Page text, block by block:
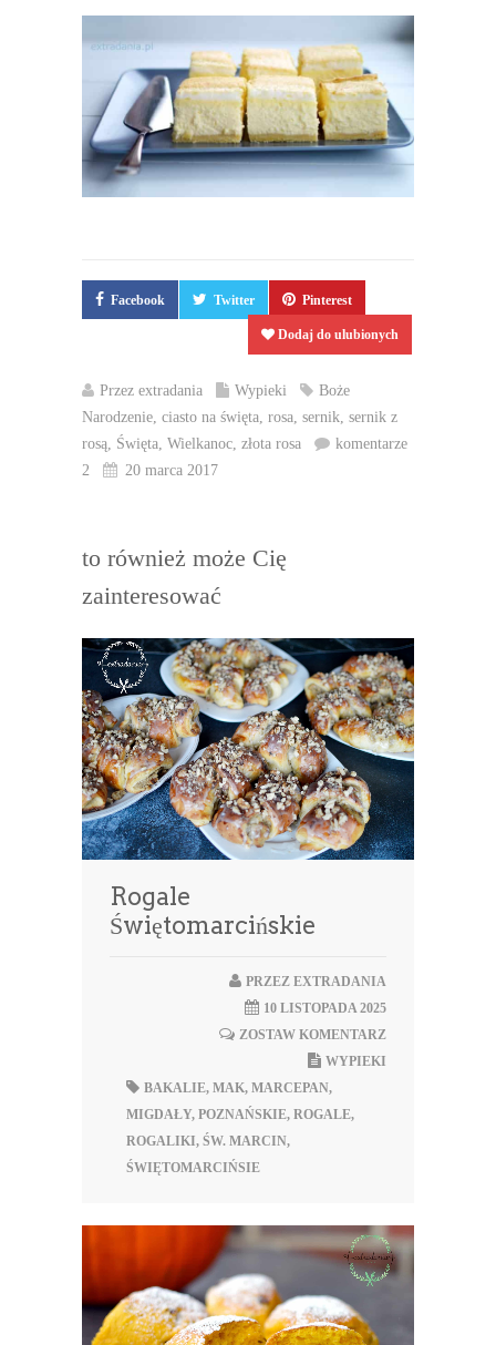
Facebook Twitter Pinterest
Dodaj do ulubionych
Przez extradania Wypieki
Boże
Narodzenie, ciasto na święta, rosa, sernik, sernik z
rosą, Święta, Wielkanoc, złota rosa
komentarze
2
20 marca 2017
to również może Cię
zainteresować
Rogale
Świętomarcińskie
PRZEZ EXTRADANIA
10 LISTOPADA 2025
ZOSTAW KOMENTARZ
WYPIEKI
BAKALIE, MAK, MARCEPAN,
MIGDAŁY, POZNAŃSKIE, ROGALE,
ROGALIKI, ŚW. MARCIN,
ŚWIĘTOMARCIŃSIE